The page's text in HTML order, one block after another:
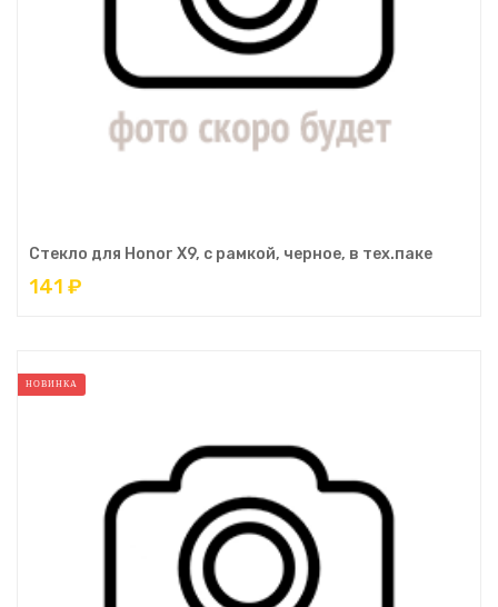
Стекло для Honor X9, с рамкой, черное, в тех.паке
141 ₽
НОВИНКА